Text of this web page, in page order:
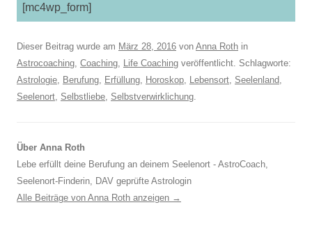
[mc4wp_form]
Dieser Beitrag wurde am März 28, 2016 von Anna Roth in
Astrocoaching, Coaching, Life Coaching veröffentlicht. Schlagworte:
Astrologie, Berufung, Erfüllung, Horoskop, Lebensort, Seelenland,
Seelenort, Selbstliebe, Selbstverwirklichung.
Über Anna Roth
Lebe erfüllt deine Berufung an deinem Seelenort - AstroCoach,
Seelenort-Finderin, DAV geprüfte Astrologin
Alle Beiträge von Anna Roth anzeigen →